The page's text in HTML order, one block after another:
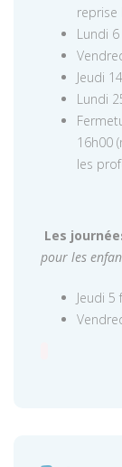
reprise
Lundi
Jeudi
Lundi
16h00
les
Les
pour les
Jeudi 5